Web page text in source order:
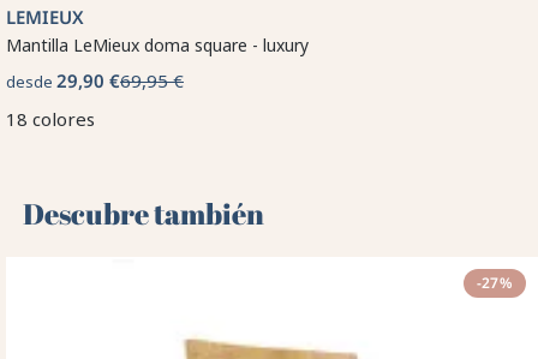
LEMIEUX
Mantilla LeMieux doma square - luxury
desde 29,90 €69,95 €
18 colores
Descubre también 🌻
-27%